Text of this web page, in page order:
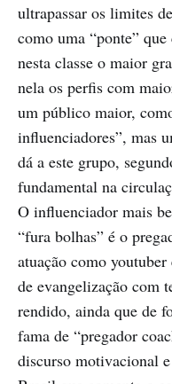
ultrapassar os limites
como uma “ponte”
nesta classe o maior
nela os perfis com
um público maior,
influenciadores”, mas
dá a este grupo,
fundamental na
O influenciador mais
“fura bolhas” é o
atuação como
de evangelização com
rendido, ainda que de
fama de “pregador
discurso motivacional